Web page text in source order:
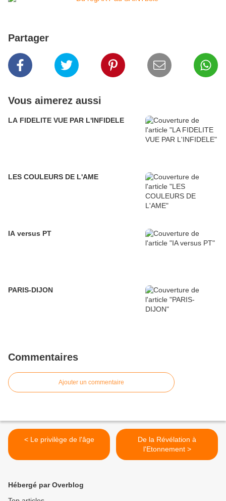
Partager
Vous aimerez aussi
LA FIDELITE VUE PAR L'INFIDELE
LES COULEURS DE L'AME
IA versus PT
PARIS-DIJON
Commentaires
Ajouter un commentaire
< Le privilège de l'âge
De la Révélation à
l'Etonnement >
Hébergé par Overblog